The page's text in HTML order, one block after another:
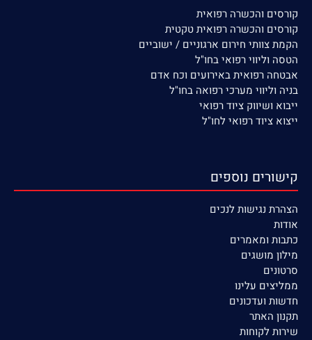
קורסים והכשרה רפואית
קורסים והכשרה רפואית טקטית
הקמת צוותי חירום ארגוניים / ישוביים
הטסה וליווי רפואי בחו"ל
אבטחה רפואית באירועים וכח אדם
בניה וליווי מערכי רפואה בחו"ל
ייבוא ושיווק ציוד רפואי
ייצוא ציוד רפואי לחו"ל
קישורים נוספים
הצהרת נגישות לנכים
אודות
כתבות ומאמרים
מילון מושגים
סרטונים
ממליצים עלינו
חדשות ועדכונים
תקנון האתר
שירות לקוחות